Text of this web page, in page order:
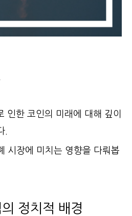
인한 코인의 미래에 대해 깊이
.
시장에 미치는 영향을 다뤄봅
정치적 배경